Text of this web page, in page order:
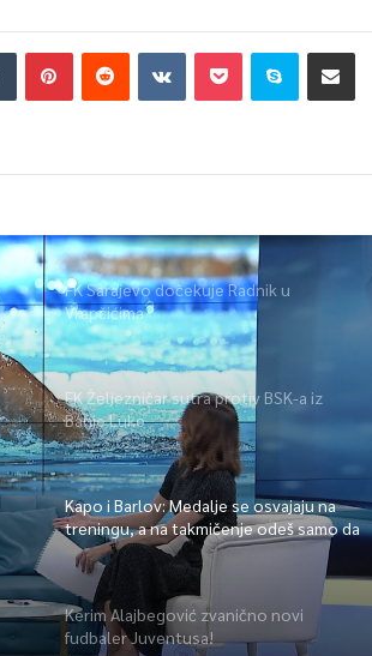
FK Sarajevo dočekuje Radnik u
Vrapčićima
FK Željezničar sutra protiv BSK-a iz
Banje Luke
Kapo i Barlov: Medalje se osvajaju na
treningu, a na takmičenje odeš samo da
ih pokupiš
Kerim Alajbegović zvanično novi
fudbaler Juventusa!